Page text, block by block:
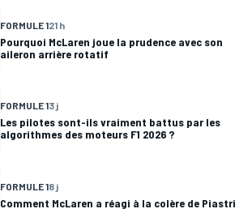
FORMULE 121 h
Pourquoi McLaren joue la prudence avec son
aileron arrière rotatif
FORMULE 13 j
Les pilotes sont-ils vraiment battus par les
algorithmes des moteurs F1 2026 ?
FORMULE 18 j
Comment McLaren a réagi à la colère de Piastri